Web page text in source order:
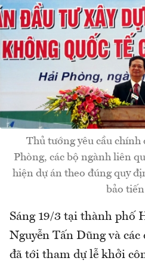
Thủ tướng yêu cầu
Phòng, các bộ ngành liên
hiện dự án theo đúng quy
bảo
Sáng 19/3 tại thành phố
Nguyễn Tấn Dũng và
đã tới tham dự lễ khởi